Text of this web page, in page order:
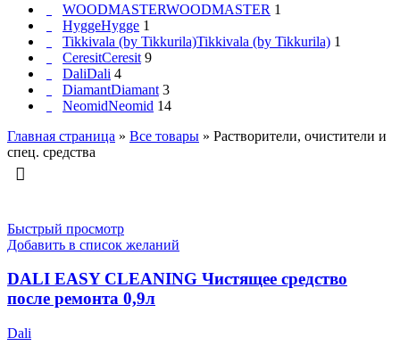
WOODMASTERWOODMASTER 1
HyggeHygge 1
Tikkivala (by Tikkurila)Tikkivala (by Tikkurila) 1
CeresitCeresit 9
DaliDali 4
DiamantDiamant 3
NeomidNeomid 14
Главная страница » Все товары » Растворители, очистители и
спец. средства
Быстрый просмотр
Добавить в список желаний
DALI EASY CLEANING Чистящее средство
после ремонта 0,9л
Dali